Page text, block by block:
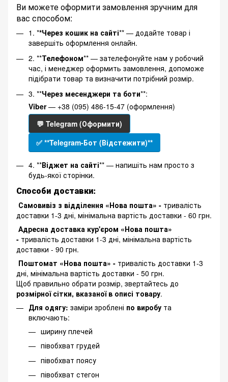
Ви можете оформити замовлення зручним для
вас способом:
1. **Через кошик на сайті** — додайте товар і
завершіть оформлення онлайн.
2. **Телефоном** — зателефонуйте нам у робочий
час, і менеджер оформить замовлення, допоможе
підібрати товар та визначити потрібний розмір.
3. **Через месенджери та боти**:
Viber— +38 (095) 486-15-47 (оформлення)
💬 Telegram (Оформити)
✅ **Telegram-Бот (Відстежити)**
4. **Віджет на сайті** — напишіть нам просто з
будь-якої сторінки.
Способи доставки:
Самовивіз з відділення «Нова пошта» - тривалість
доставки 1-3 дні, мінімальна вартість доставки - 60 грн.
Адресна доставка кур'єром «Нова пошта»
- тривалість доставки 1-3 дні, мінімальна вартість
доставки - 90 грн.
Поштомат «Нова пошта» - тривалість доставки 1-3
дні, мінімальна вартість доставки - 50 грн.
Щоб правильно обрати розмір, звертайтесь до
розмірної сітки, вказаної в описі товару.
Для одягу: заміри зроблені по виробу та
включають:
ширину плечей
півобхват грудей
півобхват поясу
півобхват стегон